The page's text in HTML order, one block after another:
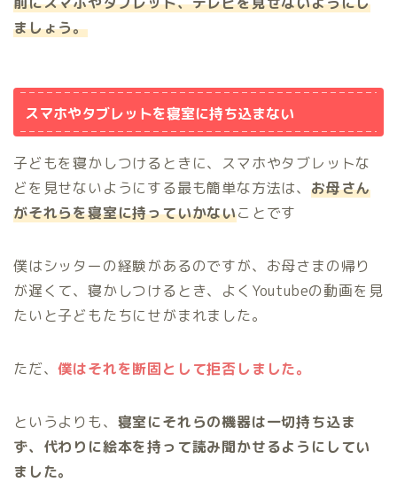
ましょう。
スマホやタブレットを寝室に持ち込まない
子どもを寝かしつけるときに、スマホやタブレットな
どを見せないようにする最も簡単な方法は、 お母さん
がそれらを寝室に持っていかないことです
僕はシッターの経験があるのですが、お母さまの帰り
が遅くて、寝かしつけるとき、よくYoutubeの動画を見
たいと子どもたちにせがまれました。
ただ、僕はそれを断固として拒否しました。
というよりも、 寝室にそれらの機器は一切持ち込ま
ず、代わりに絵本を持って読み聞かせるようにしてい
ました。